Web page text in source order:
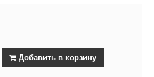
Добавить в корзину